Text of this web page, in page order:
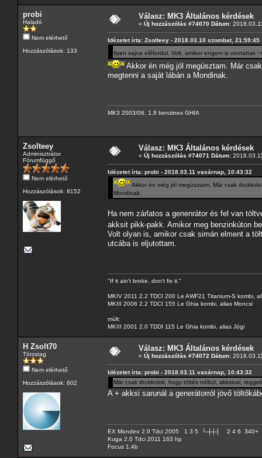
probi
Haladó
Nem elérhető
Hozzászólások: 133
Válasz: MK3 Általános kérdések
« Új hozzászólás #74070 Dátum:
Idézetet írta: Zsolteey - 2018.03.10 szombat, 21:59:45
Ilyen sajna előfordul. Volt, amikor engem is
Akkor én még jól megúsztam. Már
megtenni a saját lábán a Mondinak.
MK3 2003/06, 1.8 benzines GHIA
Zsolteey
Adminisztrátor
Fórumfüggő
Nem elérhető
Hozzászólások: 8152
Válasz: MK3 Általános kérdések
« Új hozzászólás #74071 Dátum:
Idézetet írta: probi - 2018.03.11 vasárnap, 10:43:32
Akkor én még jól megúsztam. Már csak
Mondinak.
Ha nem zárlatos a genenrátor és fel van
akksit pikk-pakk. Amikor meg benzinkúton
Volt olyan is, amikor csak simán elment a
utcába is eljutottam.
"If it ain't broke, don't fix it."
MKIV 2011 2.2 TDCI 200 Le AWF21 Titanium-S kombi,
MKIII 2006 2.2 TDCI 155 Le Ghia kombi, alias Moncsi
múlt:
MKIII 2001 2.0 TDDI 115 Le Ghia kombi, alias Jógi
H Zsolt70
Törzstag
Nem elérhető
Hozzászólások: 602
Válasz: MK3 Általános kérdések
« Új hozzászólás #74072 Dátum:
Idézetet írta: probi - 2018.03.11 vasárnap, 10:43:32
Már csak drukkolok, hogy töltés nélkül, akksival,
A + akksi sarunál a generátorról jövő
EX Mondeo 2.0 Tdci 2005 1 3 5 └-┼┼┤ 2 4 6 340+
Kuga 2.0 Tdci 2011 163 hp
Focus 1.4b